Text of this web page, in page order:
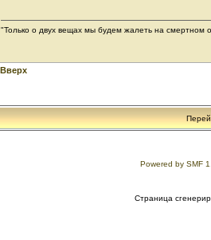
"Только о двух вещах мы будем жалеть на
Вверх
Powered by SMF
Страница